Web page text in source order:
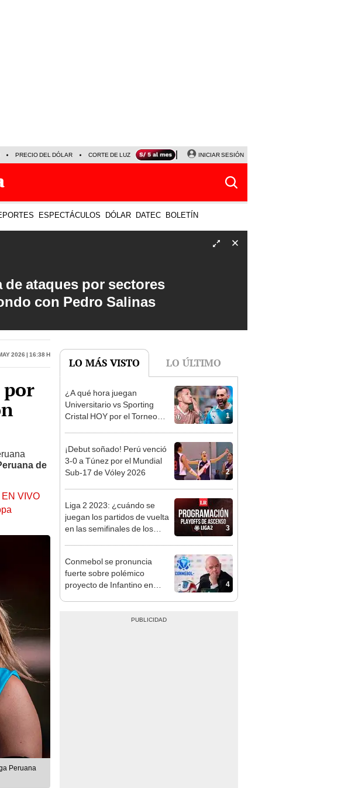
PRECIO DEL DÓLAR CORTE DE LUZ VIERNES 7 DE AGOSTO ALBERTO BENAVIDES
INICIAR SESIÓN
ESPECTÁCULOS DÓLAR DATEC BOLETÍN
ataques por sectores
con Pedro Salinas
2026 | 16:38 h
por
de
VIVO
Peruana
LO MÁS VISTO LO ÚLTIMO
1
¿A qué hora juegan
Universitario vs Sporting
Cristal HOY por el Torneo
2
¡Debut soñado! Perú venció
3-0 a Túnez por el Mundial
Sub-17 de Vóley 2026
3
Liga 2 2023: ¿cuándo se
juegan los partidos de vuelta
en las semifinales de los
4
Conmebol se pronuncia
fuerte sobre polémico
proyecto de Infantino en